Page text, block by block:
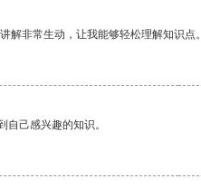
解非常生动，让我能够轻松理解知识点。
己感兴趣的知识。